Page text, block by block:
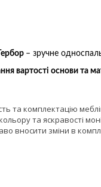
– зручне
вартості основи та
та комплектацію
та яскравості
вносити зміни в